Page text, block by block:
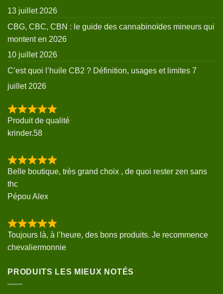
13 juillet 2026
CBG, CBC, CBN : le guide des cannabinoïdes mineurs qui
montent en 2026
10 juillet 2026
C’est quoi l’huile CB2 ? Définition, usages et limites 7
juillet 2026
Produit de qualité
krinder.58
Belle boutique, très grand choix , de quoi rester zen sans
thc
Pépou Alex
Toujours là, à l’heure, des bons produits. Je recommence
chevaliermonnie
PRODUITS LES MIEUX NOTÉS